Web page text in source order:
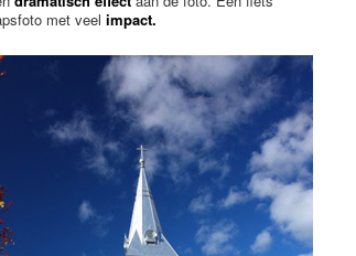
met veel impact.